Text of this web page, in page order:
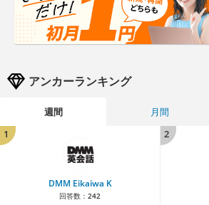
アンカーランキング
週間 月間
1
DMM Eikaiwa K
回答数： 242
2